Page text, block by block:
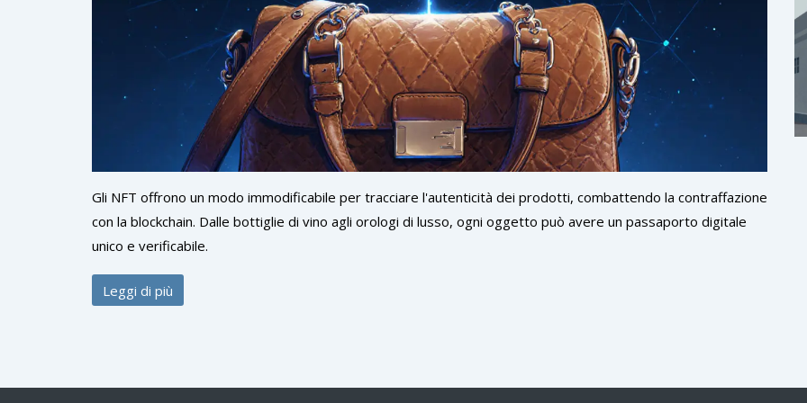
Gli NFT offrono un modo immodificabile per tracciare l'autenticità dei prodotti, combattendo la contraffazione
con la blockchain. Dalle bottiglie di vino agli orologi di lusso, ogni oggetto può avere un passaporto digitale
unico e verificabile.
Leggi di più